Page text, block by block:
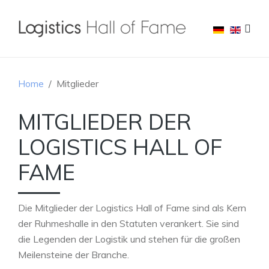
Home Mitglieder
MITGLIEDER DER
LOGISTICS HALL OF
FAME
Die Mitglieder der Logistics Hall of Fame sind als Kern
der Ruhmeshalle in den Statuten verankert. Sie sind
die Legenden der Logistik und stehen für die großen
Meilensteine der Branche.